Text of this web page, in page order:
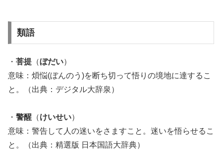
類語
・ 菩提 （ぼだい）
意味：煩悩(ぼんのう)を断ち切って悟りの境地に達するこ
と。（出典：デジタル大辞泉）
・ 警醒 （けいせい）
意味：警告して人の迷いをさますこと。迷いを悟らせるこ
と。（出典：精選版 日本国語大辞典）